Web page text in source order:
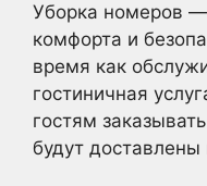
Уборка номеров —
комфорта и
время как
гостиничная
гостям
будут